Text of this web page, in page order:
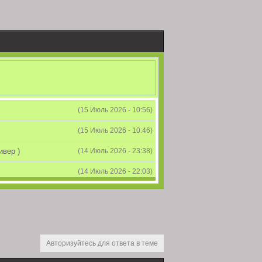
(15 Июль 2026 - 10:56)
(15 Июль 2026 - 10:46)
(14 Июль 2026 - 23:38)
)
(14 Июль 2026 - 22:03)
(24 Июнь 2026 - 10:33)
(24 Июнь 2026 - 09:01)
) как
если вас поглотит ИРЛ или форуму
Авторизуйтесь для ответа в теме